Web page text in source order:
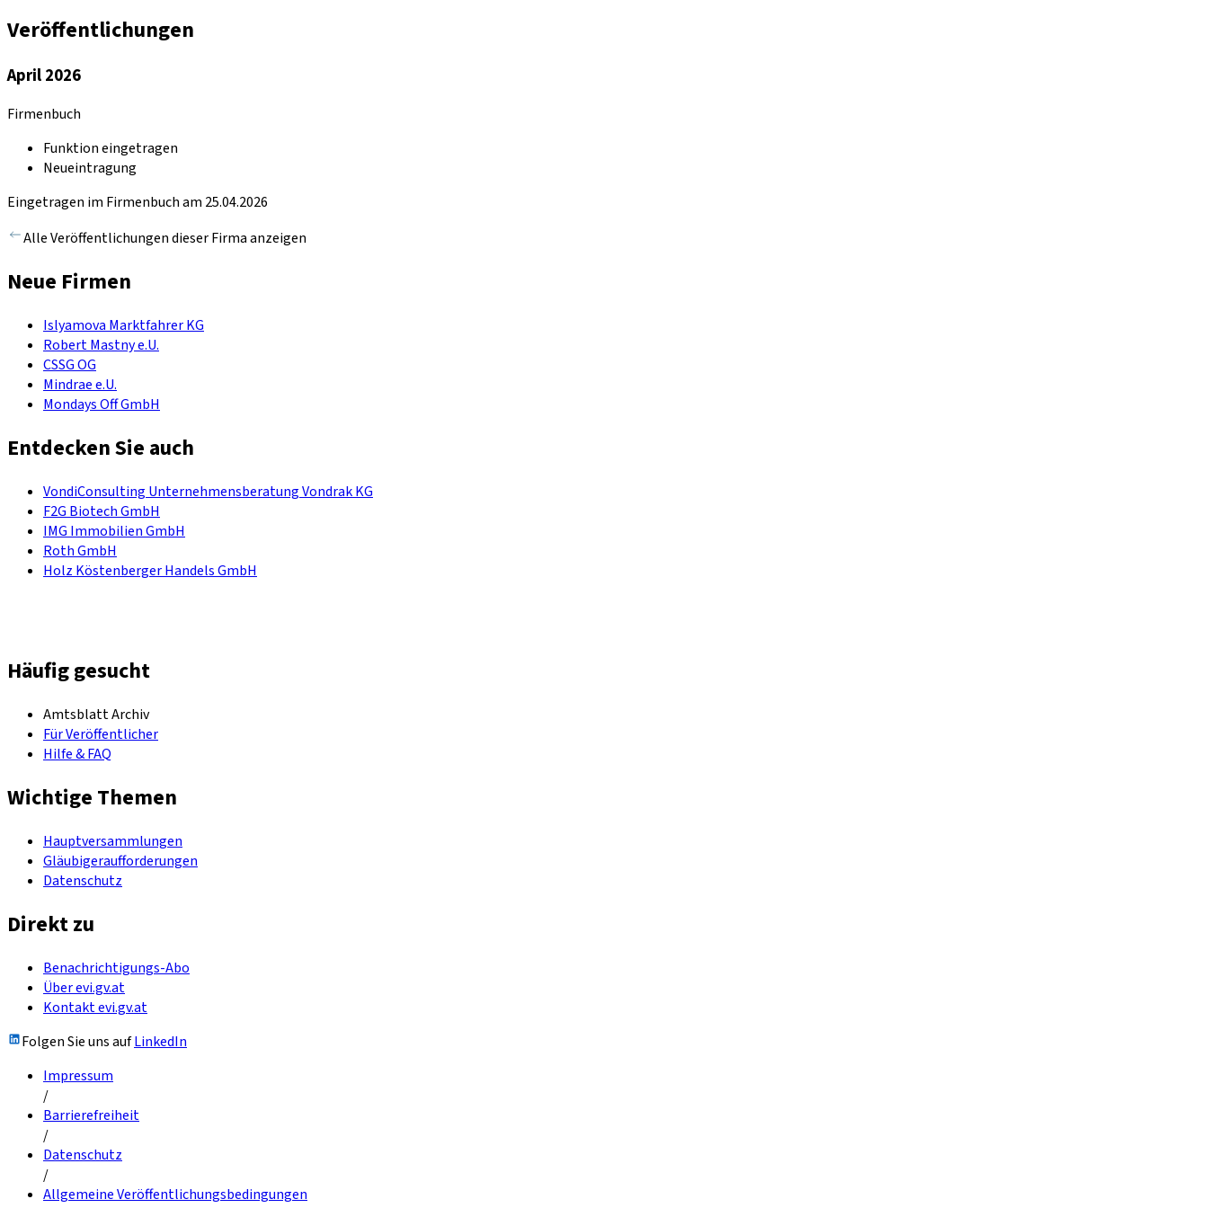
Veröffentlichungen
April 2026
Firmenbuch
Funktion eingetragen
Neueintragung
Eingetragen im Firmenbuch am 25.04.2026
Alle Veröffentlichungen dieser Firma anzeigen
Neue Firmen
Islyamova Marktfahrer KG
Robert Mastny e.U.
CSSG OG
Mindrae e.U.
Mondays Off GmbH
Entdecken Sie auch
VondiConsulting Unternehmensberatung Vondrak KG
F2G Biotech GmbH
IMG Immobilien GmbH
Roth GmbH
Holz Köstenberger Handels GmbH
Häufig gesucht
Amtsblatt Archiv
Für Veröffentlicher
Hilfe & FAQ
Wichtige Themen
Hauptversammlungen
Gläubigeraufforderungen
Datenschutz
Direkt zu
Benachrichtigungs-Abo
Über evi.gv.at
Kontakt evi.gv.at
Folgen Sie uns aufLinkedIn
Impressum
/
Barrierefreiheit
/
Datenschutz
/
Allgemeine Veröffentlichungsbedingungen